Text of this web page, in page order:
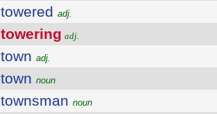
towered adj.
towering adj.
town adj.
town noun
townsman noun